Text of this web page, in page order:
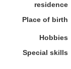
residence
Place of birth
Hobbies
Special skills